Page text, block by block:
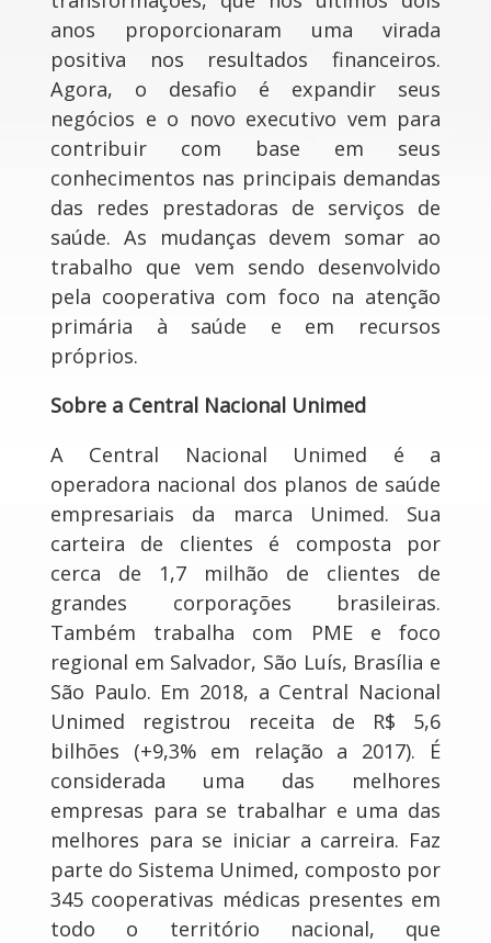
anos proporcionaram uma virada
positiva nos resultados financeiros.
Agora, o desafio é expandir seus
negócios e o novo executivo vem para
contribuir com base em seus
conhecimentos nas principais demandas
das redes prestadoras de serviços de
saúde. As mudanças devem somar ao
trabalho que vem sendo desenvolvido
pela cooperativa com foco na atenção
primária à saúde e em recursos
próprios.
Sobre a Central Nacional Unimed
A Central Nacional Unimed é a
operadora nacional dos planos de saúde
empresariais da marca Unimed. Sua
carteira de clientes é composta por
cerca de 1,7 milhão de clientes de
grandes corporações brasileiras.
Também trabalha com PME e foco
regional em Salvador, São Luís, Brasília e
São Paulo. Em 2018, a Central Nacional
Unimed registrou receita de R$ 5,6
bilhões (+9,3% em relação a 2017). É
considerada uma das melhores
empresas para se trabalhar e uma das
melhores para se iniciar a carreira. Faz
parte do Sistema Unimed, composto por
345 cooperativas médicas presentes em
todo o território nacional, que